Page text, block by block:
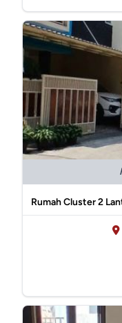
Rumah Cluster 2